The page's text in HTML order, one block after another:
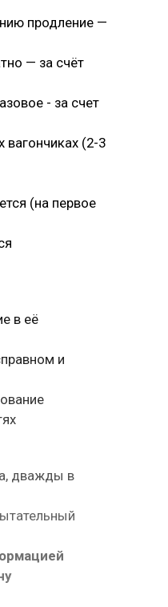
продление —
— за счёт
- за счет
(2-3
(на первое
в её
и
дважды в